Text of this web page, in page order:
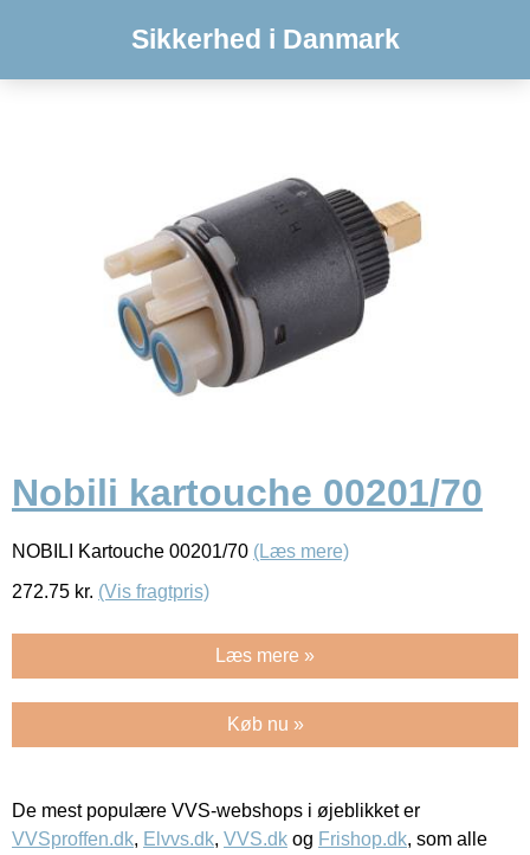
Sikkerhed i Danmark
Nobili kartouche 00201/70
NOBILI Kartouche 00201/70 (Læs mere)
272.75 kr. (Vis fragtpris)
Læs mere »
Køb nu »
De mest populære VVS-webshops i øjeblikket er
VVSproffen.dk, Elvvs.dk, VVS.dk og Frishop.dk, som alle